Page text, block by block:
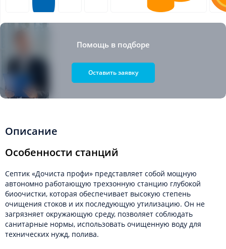
Помощь в подборе
Оставить заявку
Описание
Особенности станций
Септик «Дочиста профи» представляет собой мощную
автономно работающую трехзонную станцию глубокой
биоочистки, которая обеспечивает высокую степень
очищения стоков и их последующую утилизацию. Он не
загрязняет окружающую среду, позволяет соблюдать
санитарные нормы, использовать очищенную воду для
технических нужд, полива.